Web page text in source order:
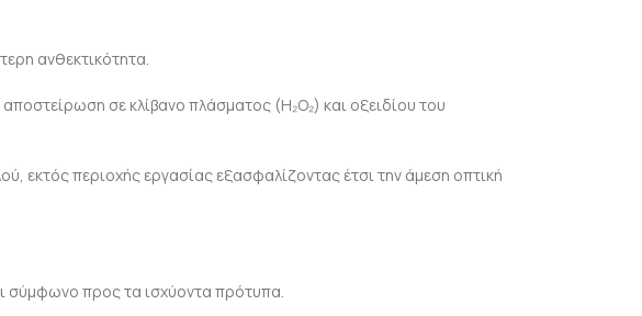
ανθεκτικότητα.
σε κλίβανο πλάσματος (H₂O₂) και οξειδίου του
εκτός περιοχής εργασίας εξασφαλίζοντας έτσι την άμεση οπτική
σύμφωνο προς τα ισχύοντα πρότυπα.